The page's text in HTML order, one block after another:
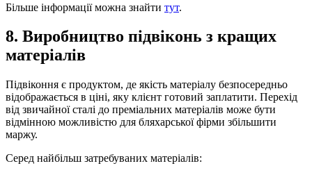
Більше інформації можна знайти тут.
8. Виробництво підвіконь з кращих
матеріалів
Підвіконня є продуктом, де якість матеріалу безпосередньо
відображається в ціні, яку клієнт готовий заплатити. Перехід
від звичайної сталі до преміальних матеріалів може бути
відмінною можливістю для бляхарської фірми збільшити
маржу.
Серед найбільш затребуваних матеріалів: